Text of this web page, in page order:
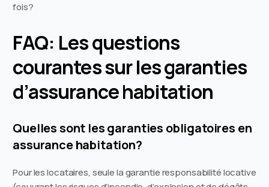
fois?
FAQ: Les questions
courantes sur les garanties
d’assurance habitation
Quelles sont les garanties obligatoires en
assurance habitation?
Pour les locataires, seule la garantie responsabilité locative